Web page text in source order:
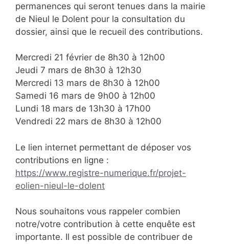
permanences qui seront tenues dans la mairie
de Nieul le Dolent pour la consultation du
dossier, ainsi que le recueil des contributions.
Mercredi 21 février de 8h30 à 12h00
Jeudi 7 mars de 8h30 à 12h30
Mercredi 13 mars de 8h30 à 12h00
Samedi 16 mars de 9h00 à 12h00
Lundi 18 mars de 13h30 à 17h00
Vendredi 22 mars de 8h30 à 12h00
Le lien internet permettant de déposer vos
contributions en ligne :
https://www.registre-numerique.fr/projet-
eolien-nieul-le-dolent
Nous souhaitons vous rappeler combien
notre/votre contribution à cette enquête est
importante. Il est possible de contribuer de